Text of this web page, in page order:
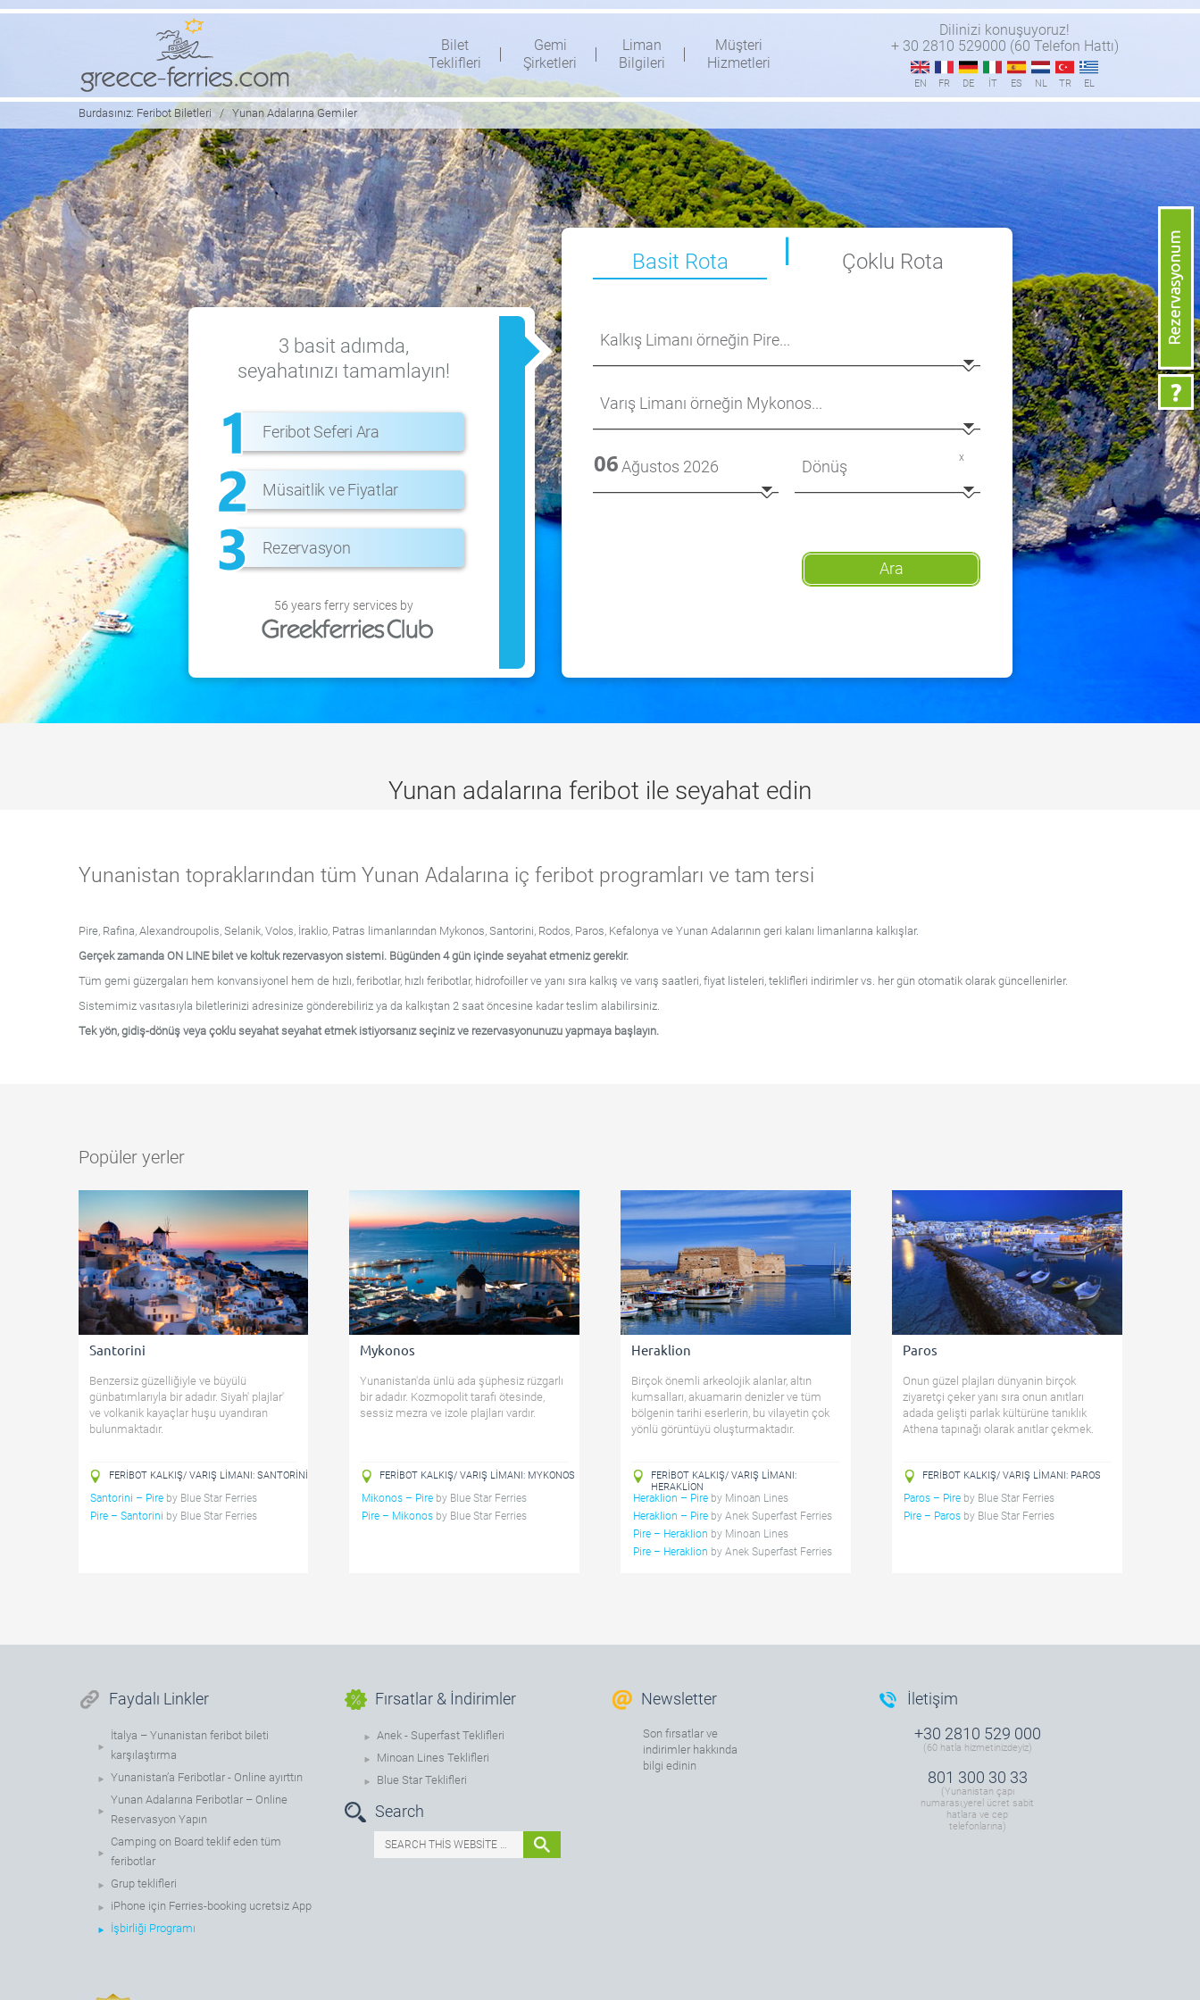
Bilet
Teklifleri
Gemi
Şirketleri
Liman
Bilgileri
Müşteri
Hizmetleri
Dilinizi konuşuyoruz!
+ 30 2810 529000 (60 Telefon Hattı)
EN FR DE IT ES NL TR EL
Burdasınız: Feribot Biletleri / Yunan Adalarına Gemiler
3 basit adımda,
seyahatınızı tamamlayın!
Feribot Seferi Ara
Μüsaitlik ve Fiyatlar
Rezervasyon
56 years ferry services by
Basit Rota
06 x
Ara
Çoklu Rota
Yunan adalarına feribot ile seyahat edin
Yunanistan topraklarından tüm Yunan Adalarına iç feribot programları ve tam tersi
Pire, Rafina, Alexandroupolis, Selanik, Volos, İraklio, Patras limanlarından Mykonos, Santorini, Rodos, Paros, Kefalonya ve Yunan Adalarının geri kalanı limanlarına kalkışlar.
Gerçek zamanda ON LINE bilet ve koltuk rezervasyon sistemi. Bügünden 4 gün içinde seyahat etmeniz gerekir.
Tüm gemi güzergaları hem konvansiyonel hem de hızlı, feribotlar, hızlı feribotlar, hidrofoiller ve yanı sıra kalkış ve varış saatleri, fiyat listeleri, teklifleri indirimler vs. her gün otomatik olarak güncellenirler.
Sistemimiz vasıtasıyla biletlerinizi adresinize gönderebiliriz ya da kalkıştan 2 saat öncesine kadar teslim alabilirsiniz.
Tek yön, gidiş-dönüş veya çoklu seyahat seyahat etmek istiyorsanız seçiniz ve rezervasyonunuzu yapmaya başlayın.
Popüler yerler
Santorini
Benzersiz güzelliğiyle ve büyülü
günbatımlarıyla bir adadır. Siyah' plajlar'
ve volkanik kayaçlar huşu uyandıran
bulunmaktadır.
FERIBOT KALKIŞ/ VARIŞ LIMANI: SANTORINI
Santorini – Pireby Blue Star Ferries
Pire – Santorini by Blue Star Ferries
Mykonos
Yunanistan'da ünlü ada şüphesiz rüzgarlı
bir adadır. Kozmopolit tarafı ötesinde,
sessiz mezra ve izole plajları vardır.
FERIBOT KALKIŞ/ VARIŞ LIMANI: MYKONOS
Mikonos – Pireby Blue Star Ferries
Pire – Mikonosby Blue Star Ferries
Heraklion
Birçok önemli arkeolojik alanlar, altın
kumsalları, akuamarin denizler ve tüm
bölgenin tarihi eserlerin, bu vilayetin çok
yönlü görüntüyü oluşturmaktadır.
FERIBOT KALKIŞ/ VARIŞ LIMANI:
HERAKLION
Heraklion – Pireby Minoan Lines
Heraklion – Pireby Anek Superfast Ferries
Pire – Heraklion by Minoan Lines
Pire – Heraklion by Anek Superfast Ferries
Paros
Onun güzel plajları dünyanin birçok
ziyaretçi çeker yanı sıra onun anıtları
adada gelişti parlak kültürüne tanıklık
Athena tapınağı olarak anıtlar çekmek.
FERIBOT KALKIŞ/ VARIŞ LIMANI: PAROS
Paros – Pire by Blue Star Ferries
Pire – Paros by Blue Star Ferries
Faydalı Linkler
İtalya – Yunanistan feribot bileti
karşılaştırma
Yunanistan’a Feribotlar - Online ayırttın
Yunan Adalarına Feribotlar – Online
Reservasyon Yapın
Camping on Board teklif eden tüm
feribotlar
Grup teklifleri
iPhone için Ferries-booking ucretsiz App
İşbirliği Programı
Fırsatlar & İndirimler
Anek - Superfast Teklifleri
Minoan Lines Teklifleri
Blue Star Teklifleri
Search
Newsletter
Son fırsatlar ve
indirimler hakkında
bilgi edinin
İletişim
+30 2810 529 000
(60 hatla hizmetinizdeyiz)
801 300 30 33
(Yunanistan çapı
numarası,yerel ücret sabit
hatlara ve cep
telefonlarına)